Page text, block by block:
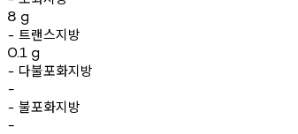
8 g
- 트랜스지방
0.1 g
- 다불포화지방
-
- 불포화지방
-